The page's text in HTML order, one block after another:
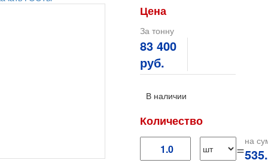
Цена
За тонну
83 400
руб.
В наличии
Количество
=на